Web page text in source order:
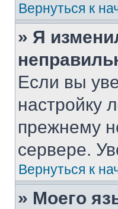
Вернуться к
» Я
Если вы
настройку
прежнему
сервере.
Вернуться к
» Моего